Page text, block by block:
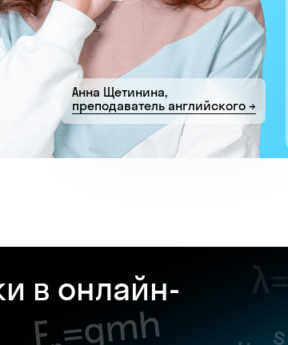
Анна Щетинина,
преподаватель английского →
в онлайн-